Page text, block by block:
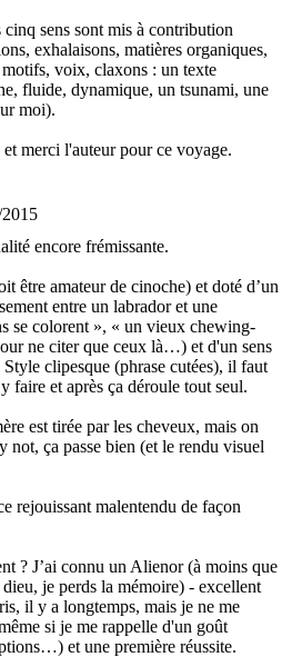
sens sont mis à contribution
exhalaisons, matières organiques,
voix, claxons : un texte
fluide, dynamique, un tsunami, une
moi).
merci l'auteur pour ce voyage.
encore frémissante.
être amateur de cinoche) et doté d’un
entre un labrador et une
se colorent », « un vieux chewing-
ne citer que ceux là…) et d'un sens
clipesque (phrase cutées), il faut
faire et après ça déroule tout seul.
est tirée par les cheveux, mais on
not, ça passe bien (et le rendu visuel
rejouissant malentendu de façon
? J’ai connu un Alienor (à moins que
je perds la mémoire) - excellent
il y a longtemps, mais je ne me
si je me rappelle d'un goût
et une première réussite.